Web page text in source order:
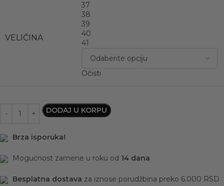
VELIČINA
37
38
39
40
41
Očisti
DODAJ U KORPU
Brza isporuka!
Mogućnost zamene u roku od 14 dana
Besplatna dostava za iznose porudžbina preko 6.000 RSD